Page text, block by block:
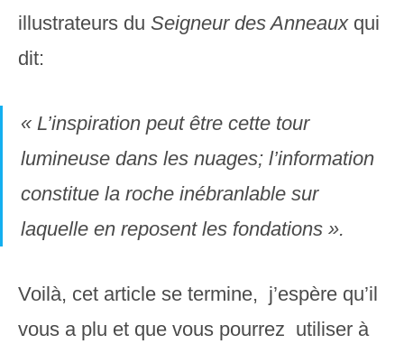
illustrateurs du Seigneur des Anneauxqui
dit:
« L’inspiration peut être cette tour
lumineuse dans les nuages; l’information
constitue la roche inébranlable sur
laquelle en reposent les fondations ».
Voilà, cet article se termine, j’espère qu’il
vous a plu et que vous pourrez utiliser à